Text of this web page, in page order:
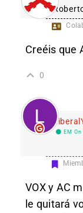
Creéis que
0
EM On
VOX y AC
le quitará